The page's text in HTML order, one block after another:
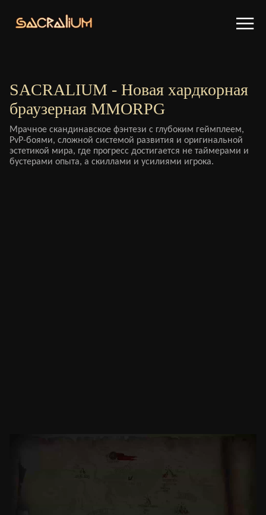
SACRALIUM - Новая хардкорная
браузерная MMORPG
Мрачное скандинавское фэнтези с глубоким геймплеем,
PvP-боями, сложной системой развития и оригинальной
эстетикой мира, где прогресс достигается не таймерами и
бустерами опыта, а скиллами и усилиями игрока.